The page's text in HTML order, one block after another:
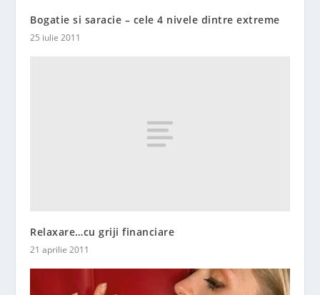
Bogatie si saracie – cele 4 nivele dintre extreme
25 iulie 2011
Relaxare…cu griji financiare
21 aprilie 2011